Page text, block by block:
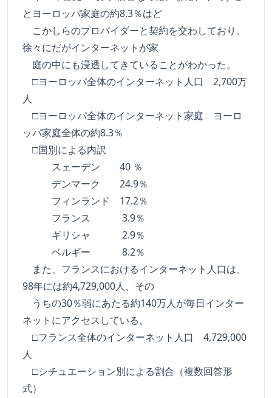
とヨーロッパ家庭の約8.3％はど
こかしらのプロバイダーと契約を交わしており、
徐々にだがインターネットが家
庭の中にも浸透してきていることがわかった。
□ヨーロッパ全体のインターネット人口 2,700万
人
□ヨーロッパ全体のインターネット家庭 ヨーロ
ッパ家庭全体の約8.3％
□国別による内訳
スェーデン 40 ％
デンマーク 24.9％
フィンランド 17.2％
フランス 3.9％
ギリシャ 2.9％
ベルギー 8.2％
また、フランスにおけるインターネット人口は、
98年には約4,729,000人、その
うちの30％弱にあたる約140万人が毎日インター
ネットにアクセスしている。
□フランス全体のインターネット人口 4,729,000
人
□シチュエーション別による割合（複数回答形
式）